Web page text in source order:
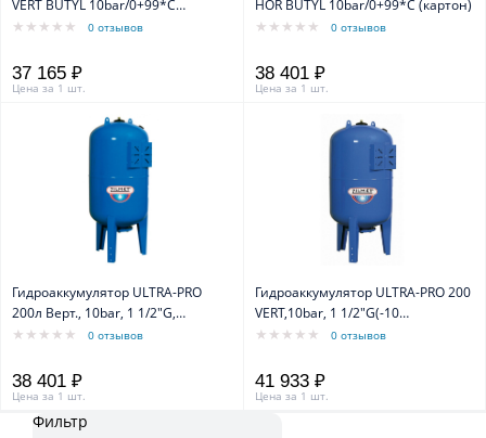
VERT BUTYL 10bar/0+99*C
(уп.картон)
0 отзывов
37 165 ₽
Цена за 1 шт.
HOR BUTYL 10bar/0+99*C (картон)
0 отзывов
38 401 ₽
Цена за 1 шт.
Гидроаккумулятор ULTRA-PRO
200л Верт., 10bar, 1 1/2"G,
(-10+99C), Синий
0 отзывов
38 401 ₽
Цена за 1 шт.
Гидроаккумулятор ULTRA-PRO 200
VERT,10bar, 1 1/2"G(-10
+99C),Синий0 отзывов
41 933 ₽
Цена за 1 шт.
Фильтр